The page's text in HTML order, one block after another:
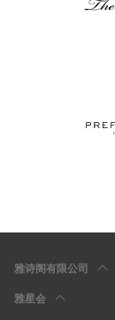
雅诗阁有限公司
雅星会